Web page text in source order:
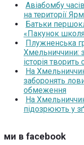
Авіабомбу
на території
Батьки
«Пакунок
Плужненська
Хмельниччини:
історія творить
На
заборонять
обмеження
На
підозрюють у
ми в facebook